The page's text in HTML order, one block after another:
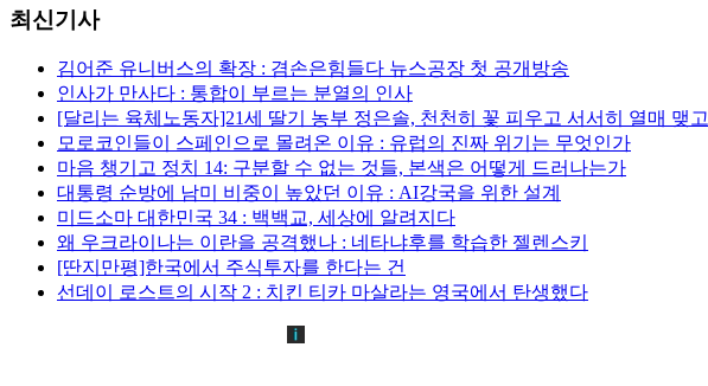
최신기사
김어준 유니버스의 확장 : 겸손은힘들다 뉴스공장 첫 공개방송
인사가 만사다 : 통합이 부르는 분열의 인사
[달리는 육체노동자]21세 딸기 농부 정은솔, 천천히 꽃 피우고 서서히 열매 맺고
모로코인들이 스페인으로 몰려온 이유 : 유럽의 진짜 위기는 무엇인가
마음 챙기고 정치 14: 구분할 수 없는 것들, 본색은 어떻게 드러나는가
대통령 순방에 남미 비중이 높았던 이유 : AI강국을 위한 설계
미드소마 대한민국 34 : 백백교, 세상에 알려지다
왜 우크라이나는 이란을 공격했나 : 네타냐후를 학습한 젤렌스키
[딴지만평]한국에서 주식투자를 한다는 건
선데이 로스트의 시작 2 : 치킨 티카 마살라는 영국에서 탄생했다